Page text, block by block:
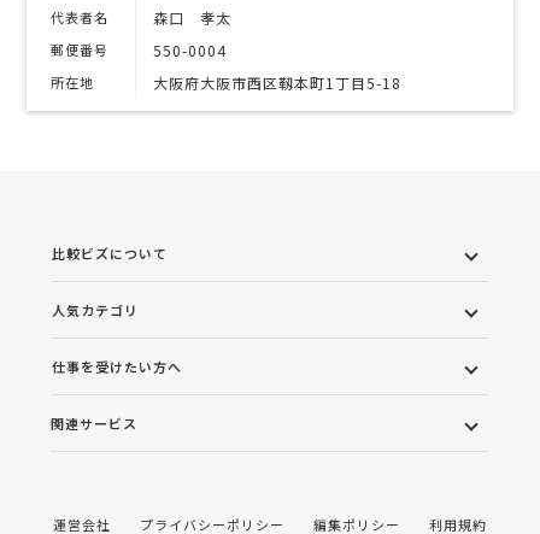
代表者名 森口 孝太
郵便番号 550-0004
所在地 大阪府大阪市西区靱本町1丁目5-18
比較ビズについて
人気カテゴリ
仕事を受けたい方へ
関連サービス
運営会社 プライバシーポリシー 編集ポリシー 利用規約